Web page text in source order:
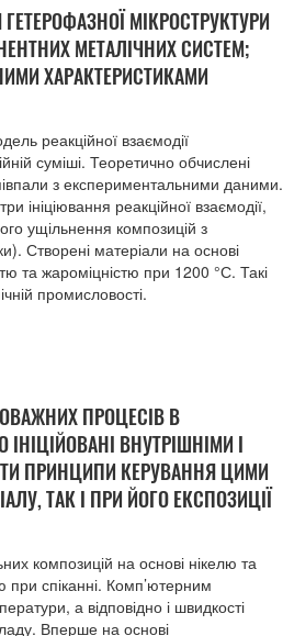
МІКРОСТРУКТУРИ
МЕТАЛІЧНИХ СИСТЕМ;
ХАРАКТЕРИСТИКАМИ
реакційної взаємодії
суміші. Теоретично обчислені
з експериментальними даними.
ініціювання реакційної взаємодії,
ущільнення композицій з
Створені матеріали на основі
та жароміцністю при 1200 °С. Такі
промисловості.
ПРОЦЕСІВ В
ВНУТРІШНІМИ І
ПРИНЦИПИ КЕРУВАННЯ ЦИМИ
ТАК І ПРИ ЙОГО ЕКСПОЗИЦІЇ
композицій на основі нікелю та
при спіканні. Комп’ютерним
а відповідно і швидкості
Вперше на основі